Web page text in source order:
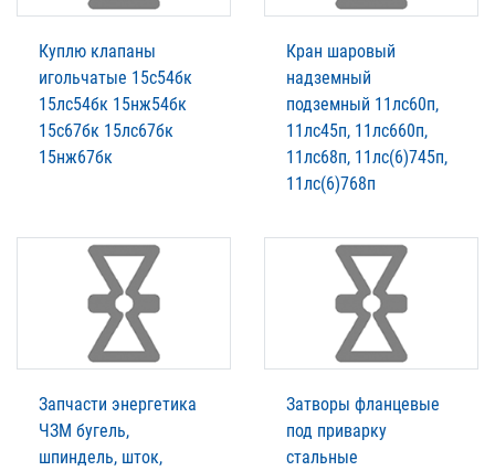
Куплю клапаны
игольчатые 15с54бк
15лс54бк 15нж54бк
15с67бк 15лс67бк
15нж67бк
Кран шаровый
надземный
подземный 11лс60п,
11лс45п, 11лс660п,
11лс68п, 11лс(6)745п,
11лс(6)768п
Запчасти энергетика
ЧЗМ бугель,
шпиндель, шток,
Затворы фланцевые
под приварку
стальные